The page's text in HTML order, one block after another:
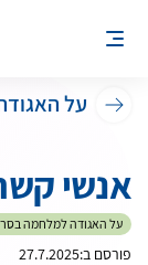
על
אנשי
על האגודה למלחמה
פורסם ב:27.7.2025